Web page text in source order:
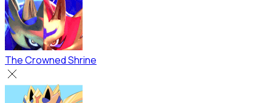
The Crowned Shrine